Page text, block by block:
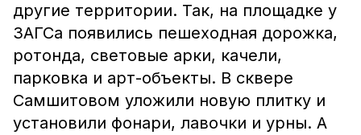
другие территории. Так, на площадке у
ЗАГСа появились пешеходная дорожка,
ротонда, световые арки, качели,
парковка и арт-объекты. В сквере
Самшитовом уложили новую плитку и
установили фонари, лавочки и урны. А